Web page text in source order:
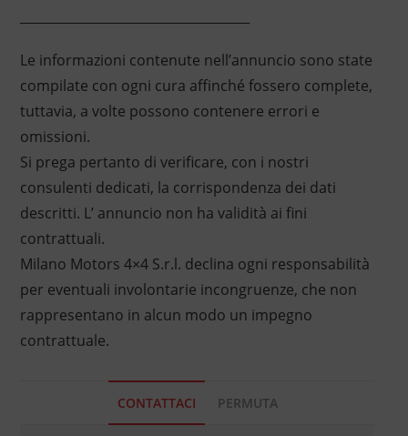
Le informazioni contenute nell’annuncio sono state
compilate con ogni cura affinché fossero complete,
tuttavia, a volte possono contenere errori e
omissioni.
Si prega pertanto di verificare, con i nostri
consulenti dedicati, la corrispondenza dei dati
descritti. L’ annuncio non ha validità ai fini
contrattuali.
Milano Motors 4×4 S.r.l. declina ogni responsabilità
per eventuali involontarie incongruenze, che non
rappresentano in alcun modo un impegno
contrattuale.
CONTATTACI PERMUTA